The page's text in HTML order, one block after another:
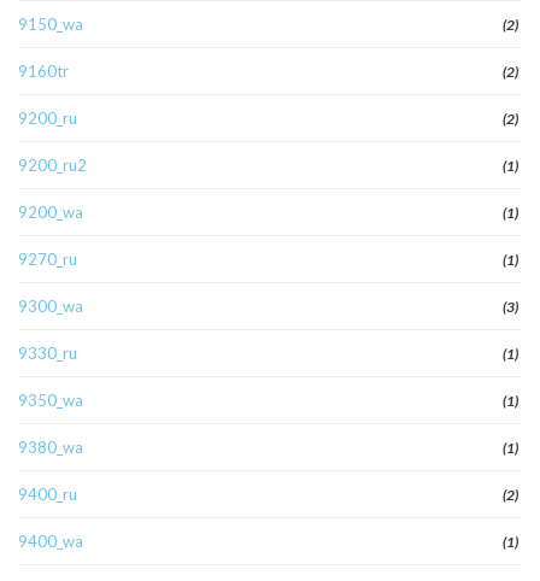
9150_wa (2)
9160tr (2)
9200_ru (2)
9200_ru2 (1)
9200_wa (1)
9270_ru (1)
9300_wa (3)
9330_ru (1)
9350_wa (1)
9380_wa (1)
9400_ru (2)
9400_wa (1)